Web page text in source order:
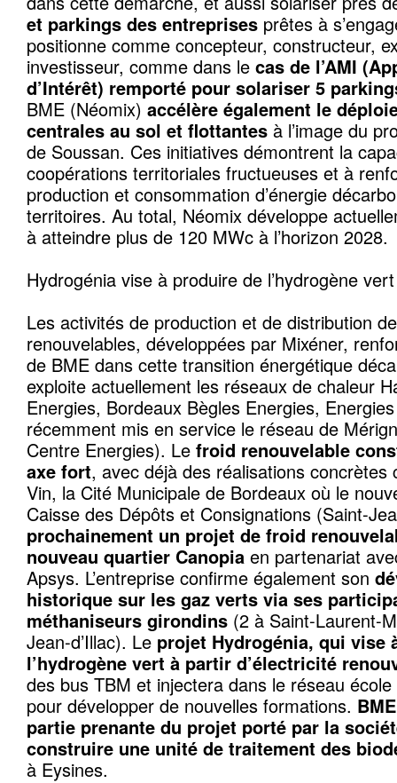
et parkings des entreprises prêtes à
positionne comme concepteur, constructeur,
investisseur, comme dans le cas de l’AMI
d’Intérêt) remporté pour solariser 5
BME (Néomix) accélère également le
centrales au sol et flottantes à l’image du
de Soussan. Ces initiatives démontrent la
coopérations territoriales fructueuses et à
production et consommation d’énergie
territoires. Au total, Néomix développe
à atteindre plus de 120 MWc à l’horizon 2028.
Hydrogénia vise à produire de l’hydrogène
Les activités de production et de distribution
renouvelables, développées par Mixéner,
de BME dans cette transition énergétique
exploite actuellement les réseaux de chaleur
Energies, Bordeaux Bègles Energies,
récemment mis en service le réseau de
Centre Energies). Le froid renouvelable
axe fort, avec déjà des réalisations concrètes
Vin, la Cité Municipale de Bordeaux où le
Caisse des Dépôts et Consignations (Saint-
prochainement un projet de froid
nouveau quartier Canopia en partenariat
Apsys. L’entreprise confirme également son
historique sur les gaz verts via ses
méthaniseurs girondins (2 à Saint-Laurent-
Jean-d’Illac). Le projet Hydrogénia, qui vise
l’hydrogène vert à partir d’électricité
des bus TBM et injectera dans le réseau
pour développer de nouvelles formations.
partie prenante du projet porté par la
construire une unité de traitement des
à Eysines.